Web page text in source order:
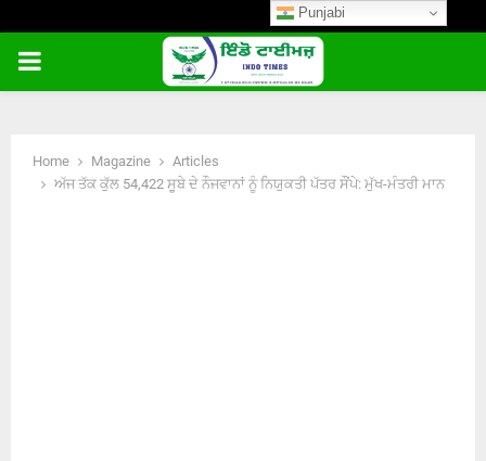
PRIMARY
Home Magazine
Articles
ਅੱਜ ਤੱਕ ਕੁੱਲ 54,422 ਸੂਬੇ ਦੇ ਨੌਜਵਾਨਾਂ ਨੂੰ ਨਿਯੁਕਤੀ ਪੱਤਰ ਸੌਂਪੇ: ਮੁੱਖ-ਮੰਤਰੀ ਮਾਨ
Punjabi